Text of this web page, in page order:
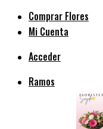
Comprar Flores
Mi Cuenta
Acceder
Ramos